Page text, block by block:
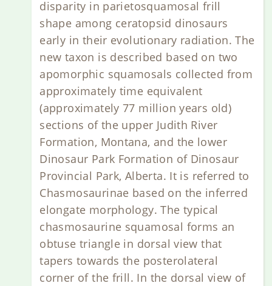
disparity in parietosquamosal frill
shape among ceratopsid dinosaurs
early in their evolutionary radiation. The
new taxon is described based on two
apomorphic squamosals collected from
approximately time equivalent
(approximately 77 million years old)
sections of the upper Judith River
Formation, Montana, and the lower
Dinosaur Park Formation of Dinosaur
Provincial Park, Alberta. It is referred to
Chasmosaurinae based on the inferred
elongate morphology. The typical
chasmosaurine squamosal forms an
obtuse triangle in dorsal view that
tapers towards the posterolateral
corner of the frill. In the dorsal view of